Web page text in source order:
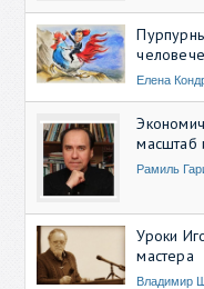
Елена
масштаб
Рамиль
Уроки
мастера
Владимир